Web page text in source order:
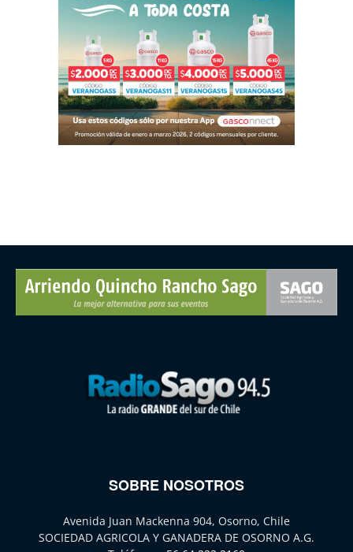
SOBRE NOSOTROS
Avenida Juan Mackenna 904, Osorno, Chile
SOCIEDAD AGRICOLA Y GANADERA DE OSORNO A.G.